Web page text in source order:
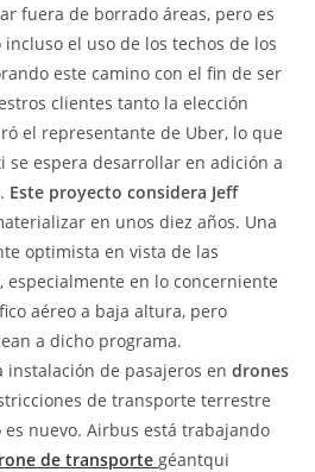
fuera de borrado áreas, pero es
el uso de los techos de los
este camino con el fin de ser
clientes tanto la elección
el representante de Uber, lo que
se espera desarrollar en adición a
Este proyecto considera Jeff
en unos diez años. Una
optimista en vista de las
en lo concerniente
aéreo a baja altura, pero
a dicho programa.
de pasajeros en drones
de transporte terrestre
nuevo. Airbus está trabajando
de transporte géantqui